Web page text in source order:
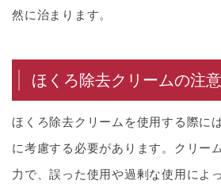
然に治まります。
ほくろ除去クリームの注
ほくろ除去クリームを使用する際に
に考慮する必要があります。クリー
力で、誤った使用や過剰な使用によ